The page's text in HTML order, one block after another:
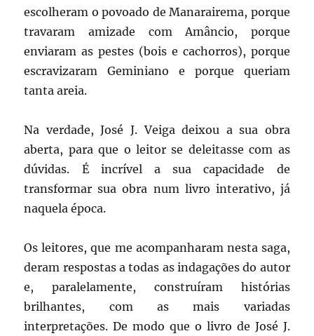
escolheram o povoado de Manarairema, porque
travaram amizade com Amâncio, porque
enviaram as pestes (bois e cachorros), porque
escravizaram Geminiano e porque queriam
tanta areia.
Na verdade, José J. Veiga deixou a sua obra
aberta, para que o leitor se deleitasse com as
dúvidas. É incrível a sua capacidade de
transformar sua obra num livro interativo, já
naquela época.
Os leitores, que me acompanharam nesta saga,
deram respostas a todas as indagações do autor
e, paralelamente, construíram histórias
brilhantes, com as mais variadas
interpretações. De modo que o livro de José J.